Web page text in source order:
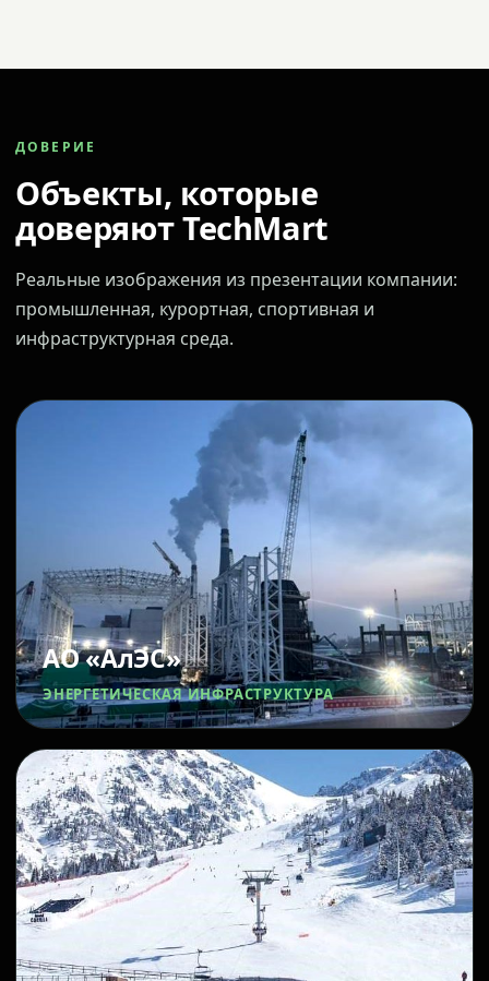
ДОВЕРИЕ
Объекты, которые
доверяют TechMart
Реальные изображения из презентации компании:
промышленная, курортная, спортивная и
инфраструктурная среда.
АО «АлЭС»
ЭНЕРГЕТИЧЕСКАЯ ИНФРАСТРУКТУРА